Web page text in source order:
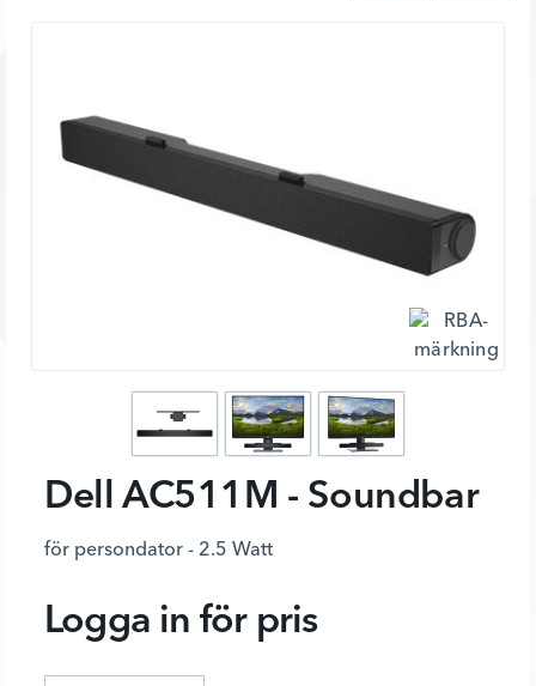
Dell AC511M - Soundbar
för persondator - 2.5 Watt
Logga in för pris